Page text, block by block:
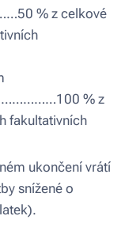
% z celkové
% z
fakultativních
ukončení vrátí
snížené o